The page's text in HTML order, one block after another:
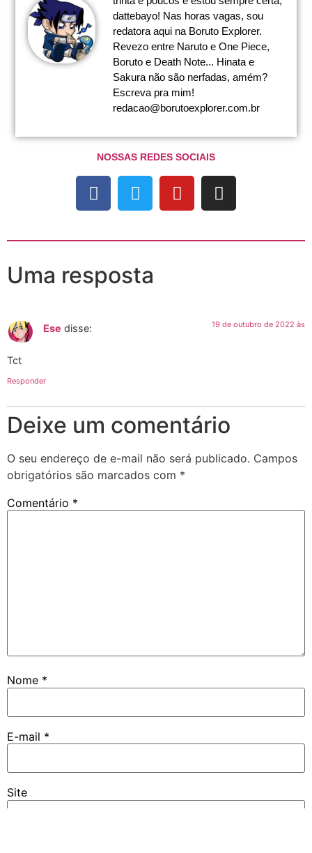
dattebayo! Nas horas vagas, sou
redatora aqui na Boruto Explorer.
Revezo entre Naruto e One Piece,
Boruto e Death Note... Hinata e
Sakura não são nerfadas, amém?
Escreva pra mim!
redacao@borutoexplorer.com.br
NOSSAS REDES SOCIAIS
Uma resposta
Ese disse: 19 de outubro de 2022 às
Tct
Responder
Deixe um comentário
O seu endereço de e-mail não será publicado. Campos
obrigatórios são marcados com *
Comentário *
Nome *
E-mail *
Site